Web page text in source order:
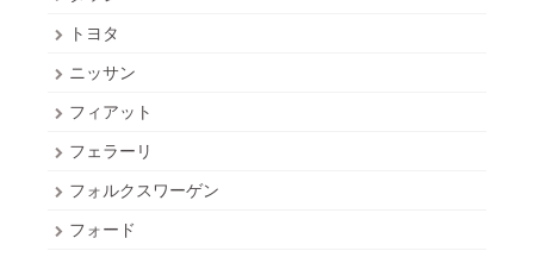
トヨタ
ニッサン
フィアット
フェラーリ
フォルクスワーゲン
フォード